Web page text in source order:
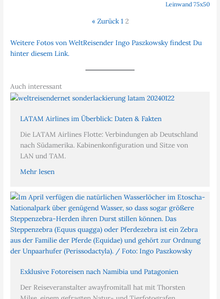
Leinwand 75x50
« Zurück 1 2
Weitere Fotos von WeltReisender Ingo Paszkowsky findest Du
hinter diesem Link.
Auch interessant
LATAM Airlines im Überblick: Daten & Fakten
Die LATAM Airlines Flotte: Verbindungen ab Deutschland
nach Südamerika. Kabinenkonfiguration und Sitze von
LAN und TAM.
Mehr lesen
Exklusive Fotoreisen nach Namibia und Patagonien
Der Reiseveranstalter awayfromitall hat mit Thorsten